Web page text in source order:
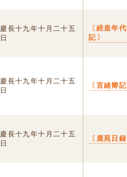
慶長十九年十月二十五
日
〔続皇年
記〕
慶長十九年十月二十五
日
〔言緒卿
慶長十九年十月二十五
日
〔鹿苑日